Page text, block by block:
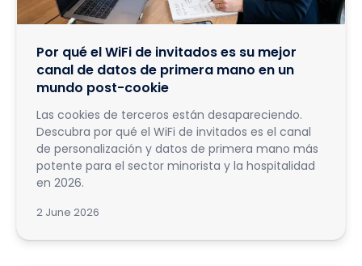
Por qué el WiFi de invitados es su mejor
canal de datos de primera mano en un
mundo post-cookie
Las cookies de terceros están desapareciendo.
Descubra por qué el WiFi de invitados es el canal
de personalización y datos de primera mano más
potente para el sector minorista y la hospitalidad
en 2026.
2 June 2026